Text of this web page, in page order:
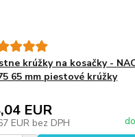
krúžky na kosačky -
65 mm piestové krúžky
EUR
EUR bez DPH